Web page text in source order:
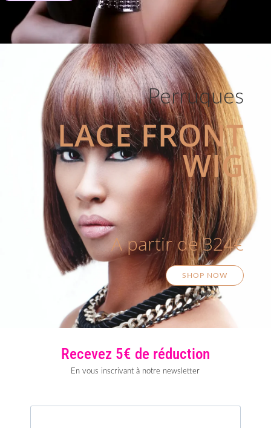
Perruques
LACE FRONT
WIG
A partir de 324€
SHOP NOW
Recevez 5€ de réduction
En vous inscrivant à notre newsletter